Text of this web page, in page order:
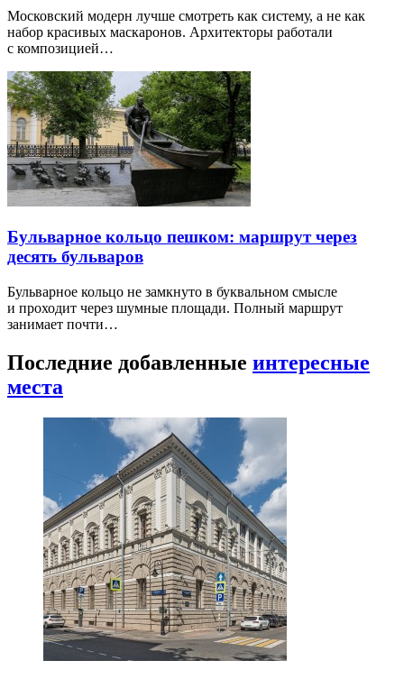
Московский модерн лучше смотреть как систему, а не как
набор красивых маскаронов. Архитекторы работали
с композицией…
Бульварное кольцо пешком: маршрут через
десять бульваров
Бульварное кольцо не замкнуто в буквальном смысле
и проходит через шумные площади. Полный маршрут
занимает почти…
Последние добавленные интересные
места